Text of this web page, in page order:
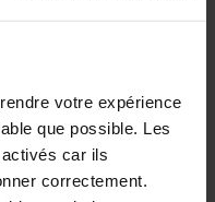
votre expérience
que possible. Les
car ils
correctement.
est de vous offrir
prix raisonnable.
et sans